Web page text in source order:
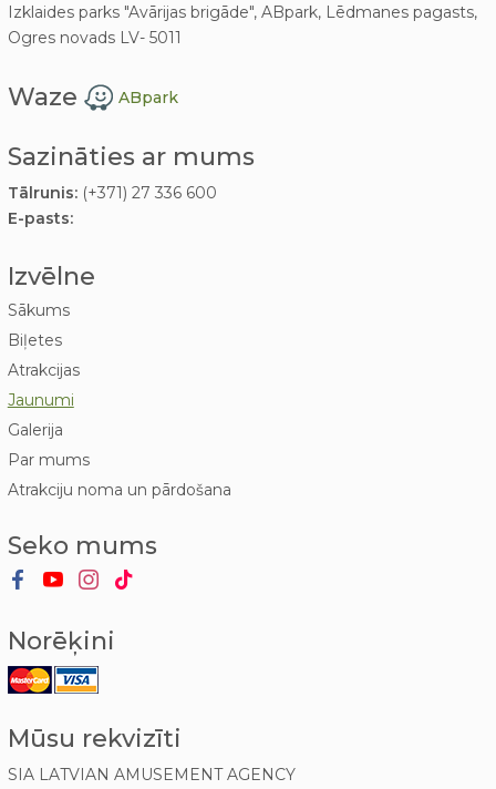
Izklaides parks "Avārijas brigāde", ABpark, Lēdmanes pagasts,
Ogres novads LV- 5011
Waze ABpark
Sazināties ar mums
Tālrunis:(+371) 27 336 600
E-pasts:
Izvēlne
Sākums
Biļetes
Atrakcijas
Jaunumi
Galerija
Par mums
Atrakciju noma un pārdošana
Seko mums
Norēķini
Mūsu rekvizīti
SIA LATVIAN AMUSEMENT AGENCY